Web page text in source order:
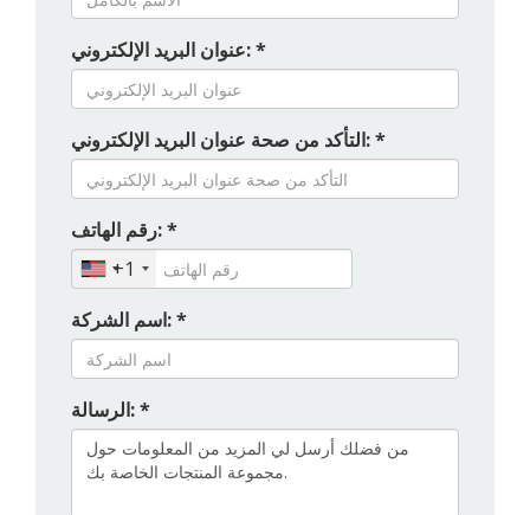
عنوان البريد الإلكتروني: *
التأكد من صحة عنوان البريد الإلكتروني: *
رقم الهاتف: *
+1
اسم الشركة: *
الرسالة: *